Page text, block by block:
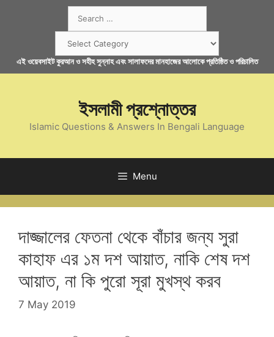
for:
এই ওয়েবসাইট কুরআন ও সহীহ সুন্নাহ এবং সালাফদের মানহাজের আলোকে প্রতিষ্ঠিত ও পরিচালিত
ইসলামী প্রশ্নোত্তর
Islamic Questions & Answers In Bengali Language
Menu
দাজ্জালের ফেতনা থেকে বাঁচার জন্য সুরা
কাহাফ এর ১ম দশ আয়াত, নাকি শেষ দশ
আয়াত, না কি পুরো সূরা মুখস্থ করব
7 May 2019